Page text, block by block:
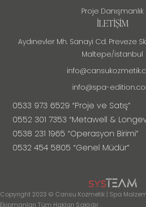
Proje Danışmanlık
İLETIŞIM
Aydınevler Mh. Sanayi Cd. Preveze
Maltepe/istanbul
info@spa-
0533 973 6529 “Proje ve Satış”
0552 301 7353 “Metawell &
0538 231 1965 “Operasyon Birimi”
0532 454 5805 “Genel Müdür”
Copyright 2023 © Cansu Kozmetik | Spa
Ekipmanları Tüm Hakları Saklıdır.